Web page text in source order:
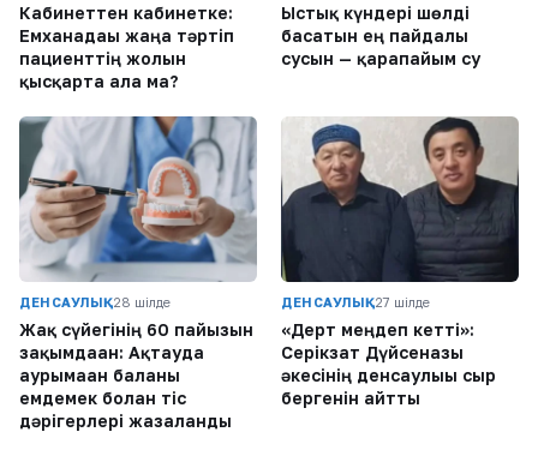
Кабинеттен кабинетке:
Емханадағы жаңа тәртіп
пациенттің жолын
қысқарта ала ма?
Ыстық күндері шөлді
басатын ең пайдалы
сусын — қарапайым су
ДЕНСАУЛЫҚ28 шілде
Жақ сүйегінің 60 пайызын
зақымдаған: Ақтауда
аурымаған баланы
емдемек болған тіс
дәрігерлері жазаланды
ДЕНСАУЛЫҚ27 шілде
«Дерт меңдеп кетті»:
Серікзат Дүйсенғазы
әкесінің денсаулығы сыр
бергенін айтты